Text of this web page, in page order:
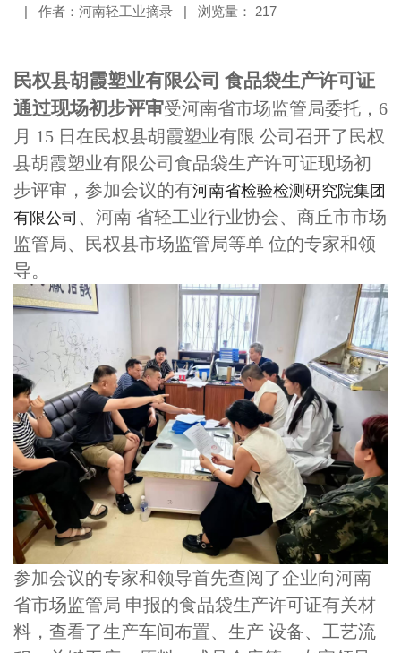
| 作者：河南轻工业摘录 | 浏览量： 217
民权县胡霞塑业有限公司 食品袋生产许可证
通过现场初步评审受河南省市场监管局委托，6
月 15 日在民权县胡霞塑业有限 公司召开了民权
县胡霞塑业有限公司食品袋生产许可证现场初
步评审，参加会议的有河南省检验检测研究院集团
有限公司 、河南 省轻工业行业协会、商丘市市场
监管局、民权县市场监管局等单 位的专家和领
导。
参加会议的专家和领导首先查阅了企业向河南
省市场监管局 申报的食品袋生产许可证有关材
料，查看了生产车间布置、生产 设备、工艺流